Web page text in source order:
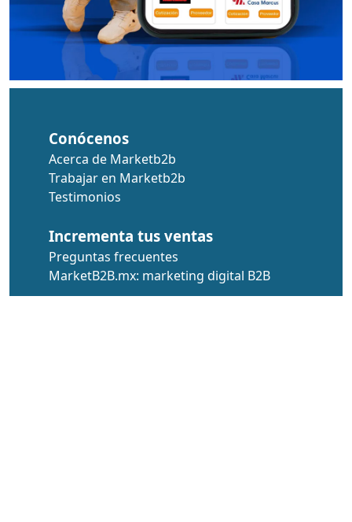
Conócenos
Acerca de Marketb2b
Trabajar en Marketb2b
Testimonios
Incrementa tus ventas
Preguntas frecuentes
MarketB2B.mx: marketing digital B2B